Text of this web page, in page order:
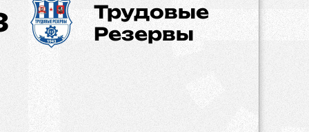
Трудовые
Резервы